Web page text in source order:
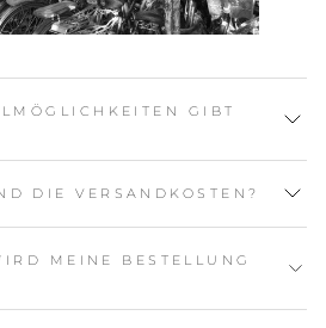
GIBT
DIE VERSANDKOSTEN?
MEINE BESTELLUNG